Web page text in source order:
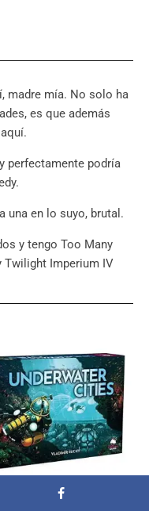
madre mía. No solo ha
es que además
perfectamente podría
una en lo suyo, brutal.
y tengo Too Many
Twilight Imperium IV